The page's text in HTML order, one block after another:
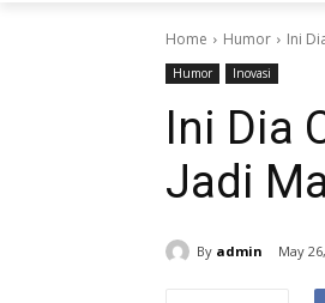
Home Humor Ini
Humor Inovasi
Ini Dia
Jadi
By admin May